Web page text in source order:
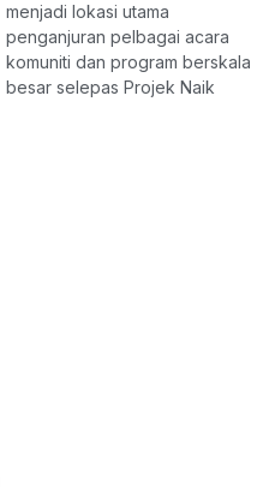
menjadi lokasi utama
penganjuran pelbagai acara
komuniti dan program berskala
besar selepas Projek Naik